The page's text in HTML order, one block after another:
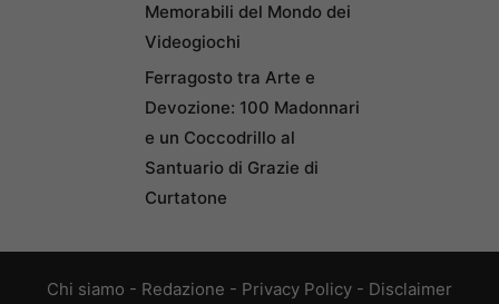
Memorabili del Mondo dei
Videogiochi
Ferragosto tra Arte e
Devozione: 100 Madonnari
e un Coccodrillo al
Santuario di Grazie di
Curtatone
Chi siamo - Redazione - Privacy Policy - Disclaimer